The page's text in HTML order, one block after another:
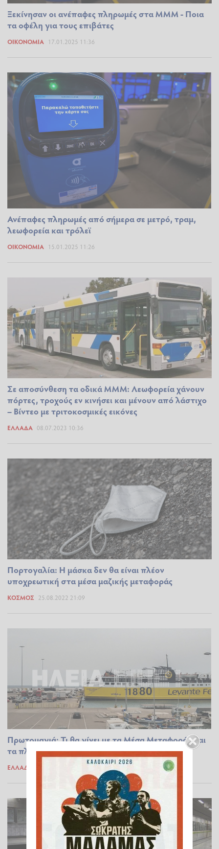
Ξεκίνησαν οι ανέπαφες πληρωμές στα ΜΜΜ - Ποια
τα οφέλη για τους επιβάτες
ΟΙΚΟΝΟΜΊΑ 17.01.2025 11:36
Ανέπαφες πληρωμές από σήμερα σε μετρό, τραμ,
λεωφορεία και τρόλεϊ
ΟΙΚΟΝΟΜΊΑ 15.01.2025 11:26
Σε αποσύνθεση τα οδικά ΜΜΜ: Λεωφορεία χάνουν
πόρτες, τροχούς εν κινήσει και μένουν από λάστιχο
– Βίντεο με τριτοκοσμικές εικόνες
ΕΛΛΆΔΑ 08.07.2023 10:36
Πορτογαλία: Η μάσκα δεν θα είναι πλέον
υποχρεωτική στα μέσα μαζικής μεταφοράς
ΚΌΣΜΟΣ 25.08.2022 21:09
Πρωτομαγιά: Τι θα γίνει με τα Μέσα Μεταφοράς και
τα πλοία
ΕΛΛΆΔΑ